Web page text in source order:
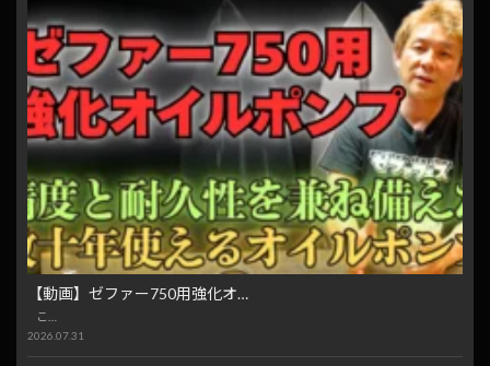
【動画】ゼファー750用強化オ…
こ…
2026.07.31